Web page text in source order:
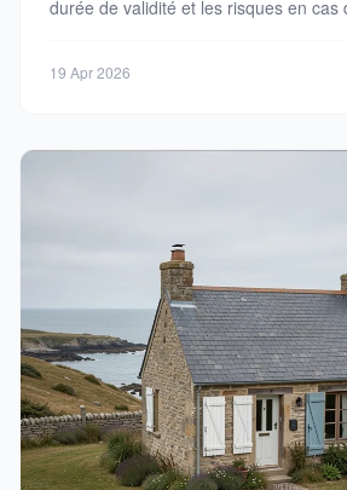
durée de validité et les risques en cas
19 Apr 2026